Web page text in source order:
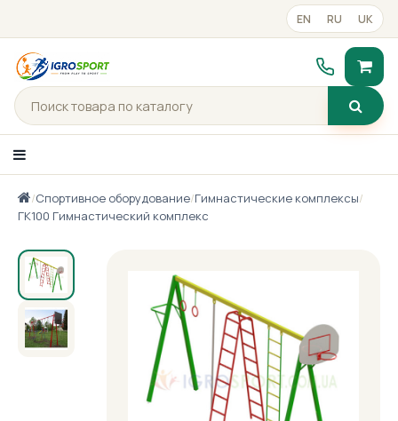
EN RU UK
Каталог товаров
Портфолио
Готові рішення
Прайс-лист
/Спортивное оборудование/Гимнастические комплексы/
ГК100 Гимнастический комплекс